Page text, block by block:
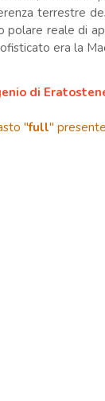
terrestre
polare reale di
era la
di
"full"